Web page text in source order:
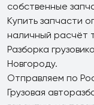
собственные
Купить запчасти
наличный расчёт
Разборка
Новгороду.
Отправляем по
Грузовая